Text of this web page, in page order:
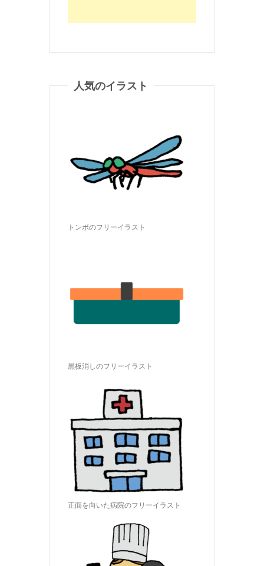
人気のイラスト
トンボのフリーイラスト
黒板消しのフリーイラスト
正面を向いた病院のフリーイラスト